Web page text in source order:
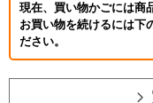
現在、買い物かごには商
お買い物を続けるには下
ださい。